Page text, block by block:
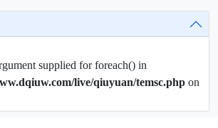
supplied for foreach() in
live/qiuyuan/temsc.php on